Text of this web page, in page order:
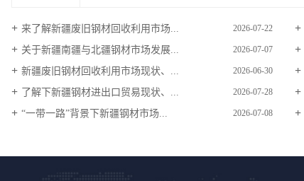
来了解新疆废旧钢材回收利用市场... 2026-07-22
关于新疆南疆与北疆钢材市场发展... 2026-07-07
新疆废旧钢材回收利用市场现状、... 2026-06-30
了解下新疆钢材进出口贸易现状、... 2026-07-28
“一带一路”背景下新疆钢材市场... 2026-07-08